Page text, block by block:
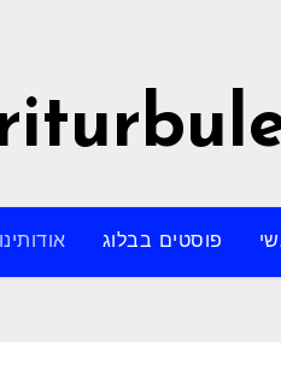
אודותינו פוסטים בבלוג